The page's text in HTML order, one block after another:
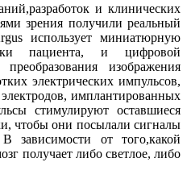
и клинических
зрения получили реальный
использует миниатюрную
пациента, и цифровой
изображения
электрических импульсов,
имплантированных
стимулируют оставшиеся
чтобы они посылали сигналы
зависимости от того,какой
получает либо светлое, либо